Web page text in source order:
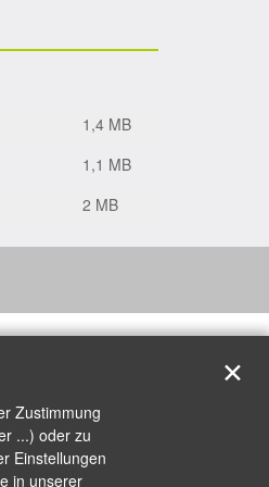
1,4 MB
1,1 MB
2 MB
Zustimmung
...) oder zu
Einstellungen
in unserer
✕